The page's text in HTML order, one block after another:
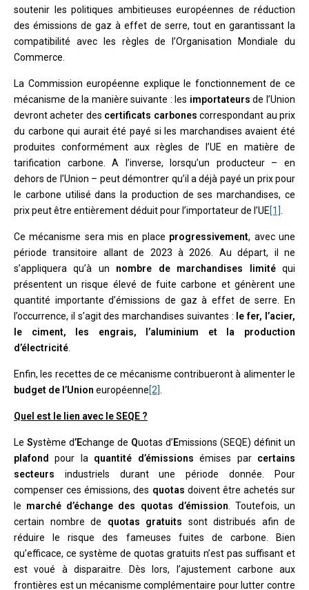
soutenir les politiques ambitieuses européennes de réduction
des émissions de gaz à effet de serre, tout en garantissant la
compatibilité avec les règles de l’Organisation Mondiale du
Commerce.
La Commission européenne explique le fonctionnement de ce
mécanisme de la manière suivante : les importateurs de l’Union
devront acheter des certificats carbones correspondant au prix
du carbone qui aurait été payé si les marchandises avaient été
produites conformément aux règles de l’UE en matière de
tarification carbone. A l’inverse, lorsqu’un producteur – en
dehors de l’Union – peut démontrer qu’il a déjà payé un prix pour
le carbone utilisé dans la production de ses marchandises, ce
prix peut être entièrement déduit pour l’importateur de l’UE[1]
Ce mécanisme sera mis en place progressivement, avec une
période transitoire allant de 2023 à 2026. Au départ, il ne
s’appliquera qu’à un nombre de marchandises limitéqui
présentent un risque élevé de fuite carbone et génèrent une
quantité importante d’émissions de gaz à effet de serre. En
l’occurrence, il s’agit des marchandises suivantes : le fer, l’acier,
le ciment, les engrais, l’aluminium et la production
d’électricité
Enfin, les recettes de ce mécanisme contribueront à alimenter le
budget de l’Union européenne[2]
Quel est le lien avec le SEQE ?
Le Système d’Echange de Quotas d’Emissions (SEQE) définit un
plafond
pour la quantité d’émissions émises par certains
secteurs industriels durant une période donnée. Pour
compenser ces émissions, des quotas doivent être achetés sur
le marché d’échange des quotas d’émission . Toutefois, un
certain nombre de quotas gratuits sont distribués afin de
réduire le risque des fameuses fuites de carbone. Bien
qu’efficace, ce système de quotas gratuits n’est pas suffisant et
est voué à disparaitre. Dès lors, l’ajustement carbone aux
frontières est un mécanisme complémentaire pour lutter contre